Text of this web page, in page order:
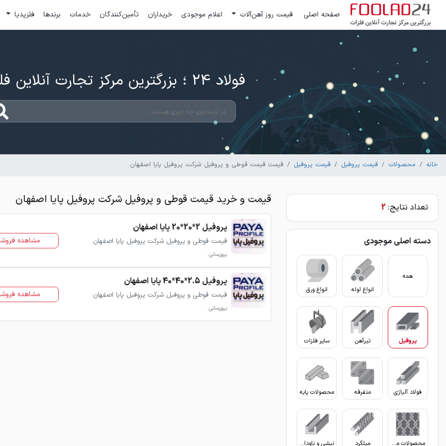
صفحه اصلی قیمت روز آهن‌آلات اعلام موجودی خریداران تأمین‌کنندگان خدمات برندها فلزپدیا
فولاد 24 ؛ بزرگترین مرکز تجارت آنلاین فلزات
خانه محصولات قیمت پروفیل قیمت پروفیل قیمت قیمت قوطی و پروفیل شرکت پروفیل پایا اصفهان
تعداد نتایج: 2
دسته اصلی موجودی
همه
انواع لوله
انواع ورق
پروفیل تیرآهن سایر فلزات
فولاد آلیاژی متفرقه محصولات پایه
محصولات مفتولی میلگرد نبشی و ناودانی
قیمت و خرید قیمت قوطی و پروفیل شرکت پروفیل پایا اصفهان
پروفیل 2*20*20 پایا اصفهان
قیمت قوطی و پروفیل شرکت پروفیل پایا اصفهان
بروزرسانی:
مشاهده
پروفیل 2.5*40*40 پایا اصفهان
قیمت قوطی و پروفیل شرکت پروفیل پایا اصفهان
بروزرسانی:
مشاهده